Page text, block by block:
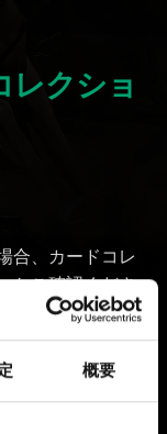
概要
合、カードコレ
かご確認くださ
ドコレクション